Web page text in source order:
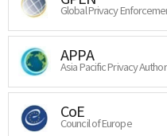
Global Privacy
APPA
Asia Pacific Privacy
CoE
Council of Europe